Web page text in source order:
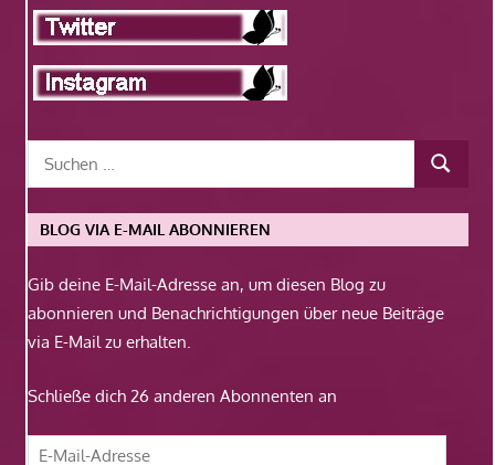
BLOG VIA E-MAIL ABONNIEREN
Gib deine E-Mail-Adresse an, um diesen Blog zu
abonnieren und Benachrichtigungen über neue Beiträge
via E-Mail zu erhalten.
Schließe dich 26 anderen Abonnenten an
E-